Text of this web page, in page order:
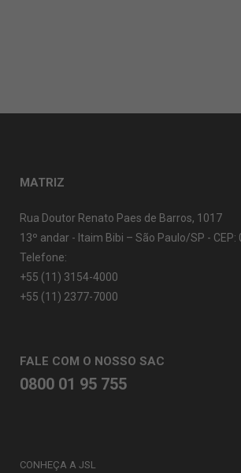
MATRIZ
Rua Doutor Renato Paes de Barros, 1017
13º andar - Itaim Bibi – São Paulo/SP - CEP:
Telefone:
+55 (11) 3154-4000
+55 (11) 2377-7000
FALE COM O NOSSO SAC
0800 01 95 755
CONHEÇA A JSL